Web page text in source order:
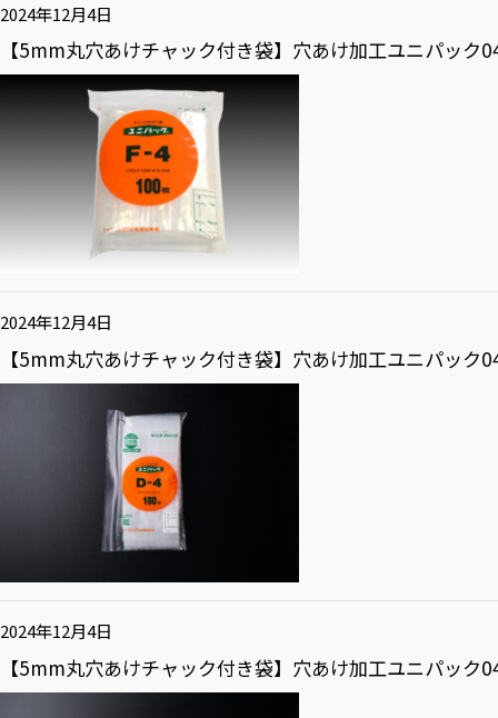
2024年12月4日
【5mm丸穴あけチャック付き袋】穴あけ加工ユニパック
2024年12月4日
【5mm丸穴あけチャック付き袋】穴あけ加工ユニパック
2024年12月4日
【5mm丸穴あけチャック付き袋】穴あけ加工ユニパック